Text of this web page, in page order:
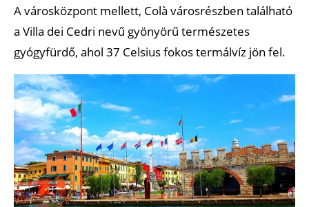
A városközpont mellett, Colà városrészben található
a Villa dei Cedri nevű gyönyörű természetes
gyógyfürdő, ahol 37 Celsius fokos termálvíz jön fel.